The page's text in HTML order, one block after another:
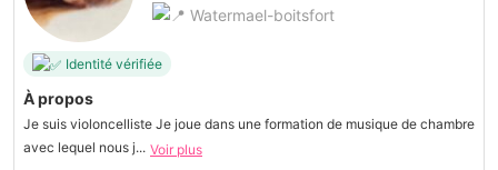
Watermael-boitsfort
Identité vérifiée
À propos
Je suis violoncelliste Je joue dans une formation de musique de chambre
avec lequel nous j... Voir plus